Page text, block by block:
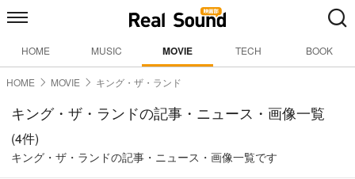
HOME MUSIC MOVIE TECH BOOK
HOME MOVIE キング・ザ・ランド
キング・ザ・ランドの記事・ニュース・画像一覧
(4件)
キング・ザ・ランドの記事・ニュース・画像一覧です